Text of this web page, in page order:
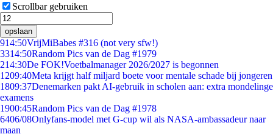
Scrollbar gebruiken
opslaan
914:50VrijMiBabes #316 (not very sfw!)
3314:50Random Pics van de Dag #1979
214:30De FOK!Voetbalmanager 2026/2027 is begonnen
1209:40Meta krijgt half miljard boete voor mentale schade bij jongeren
1809:37Denemarken pakt AI-gebruik in scholen aan: extra mondelinge
examens
1900:45Random Pics van de Dag #1978
6406/08Onlyfans-model met G-cup wil als NASA-ambassadeur naar
maan